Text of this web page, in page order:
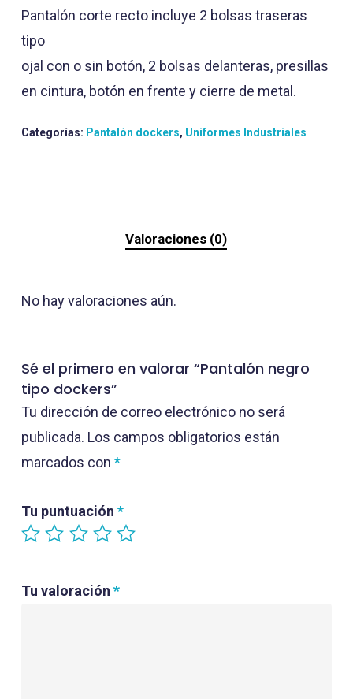
Pantalón corte recto incluye 2 bolsas traseras
tipo
ojal con o sin botón, 2 bolsas delanteras, presillas
en cintura, botón en frente y cierre de metal.
Categorías: Pantalón dockers, Uniformes Industriales
Valoraciones (0)
No hay valoraciones aún.
Sé el primero en valorar “Pantalón negro
tipo dockers”
Tu dirección de correo electrónico no será
publicada. Los campos obligatorios están
marcados con *
Tu puntuación *
Tu valoración *